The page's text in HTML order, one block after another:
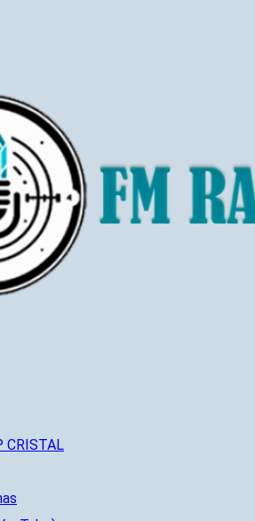
CRISTAL